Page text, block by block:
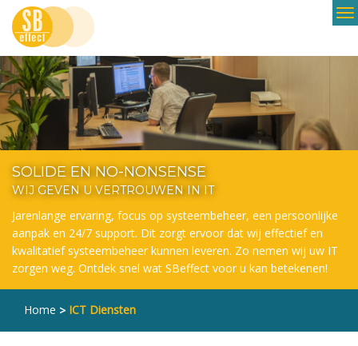
Overslaan
en
naar
de
inhoud
gaan
SOLIDE EN NO-NONSENSE
WIJ GEVEN U VERTROUWEN IN IT
Jarenlange ervaring, focus op systeembeheer, een persoonlijke
aanpak en 24/7 support. Dit zorgt ervoor dat wij effectief en
kwalitatief systeembeheer kunnen leveren. Zo nemen wij uw IT
zorgen weg. Ontdek snel wat SBeffect voor u kan betekenen!
Home > ICT Diensten